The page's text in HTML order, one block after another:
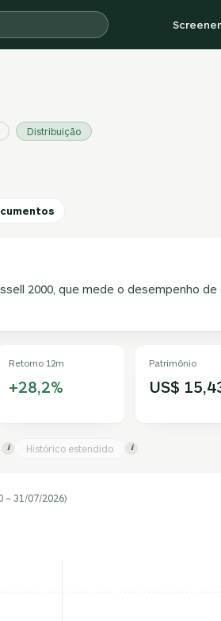
Screener
Distribuição
2000, que mede o desempenho
Retorno 12m
+28,2%
Patrimônio
US$
i Histórico estendido i
– 31/07/2026)